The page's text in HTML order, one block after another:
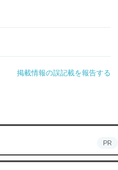
掲載情報の誤記載を報告する
PR